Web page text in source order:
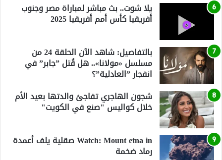
يلا شوت.. بث مباشر لمباراة مصر وجنوب
أفريقيا كأس أمم أفريقيا 2025
بالتفاصيل: شاهد الآن الحلقة 24 من
مسلسل «مولانا».. هل قُتل ”جابر” في
انفجار ”العادلية”؟
شجون الهاجري تفاجئ والدتها بعيد الأم
خلال كواليس "صنع في الكويت"
Watch: Mount etna in صقلية يلف أعمدة
رماد ضخمة